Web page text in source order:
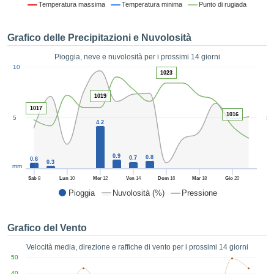
o
per
senza
clic sul
CONTINUA
IMPOSTAZIONI
Temperatura massima Temperatura minima Punto di rugiada
Grafico delle Precipitazioni e Nuvolosità
Pioggia, neve e nuvolosità per i prossimi 14 giorni
Pioggia Nuvolosità (%) Pressione
50
Sab8 Lun 10 Mer12 Ven14 Dom16 Mar18 Gio 20
5
10
mm
0.6 0.3
4.2
0.9 0.7 0.8
1017
1019
1023
1016
Grafico del Vento
Velocità media, direzione e raffiche di vento per i prossimi 14 giorni
50